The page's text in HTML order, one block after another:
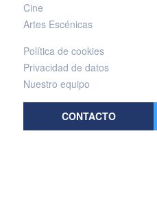
Cine
Artes Escénicas
Política de cookies
Privacidad de datos
Nuestro equipo
CONTACTO